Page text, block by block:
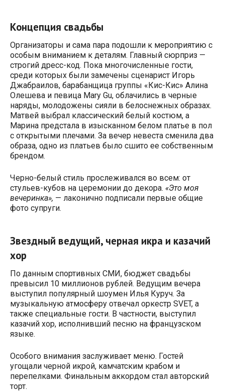
Концепция свадьбы
Организаторы и сама пара подошли к мероприятию с
особым вниманием к деталям. Главный сюрприз —
строгий дресс-код. Пока многочисленные гости,
среди которых были замечены сценарист Игорь
Джабраилов, барабанщица группы «Кис-Кис» Алина
Олешева и певица Mary Gu, облачились в черные
наряды, молодожены сияли в белоснежных образах.
Матвей выбрал классический белый костюм, а
Марина предстала в изысканном белом платье в пол
с открытыми плечами. За вечер невеста сменила два
образа, одно из платьев было сшито ее собственным
брендом.
Черно-белый стиль прослеживался во всем: от
стульев-кубов на церемонии до декора. «Это моя
вечеринка», — лаконично подписали первые общие
фото супруги.
Звездный ведущий, черная икра и казачий
хор
По данным спортивных СМИ, бюджет свадьбы
превысил 10 миллионов рублей. Ведущим вечера
выступил популярный шоумен Илья Куруч. За
музыкальную атмосферу отвечал оркестр SVET, а
также специальные гости. В частности, выступил
казачий хор, исполнивший песню на французском
языке.
Особого внимания заслуживает меню. Гостей
угощали черной икрой, камчатским крабом и
перепелками. Финальным аккордом стал авторский
торт.